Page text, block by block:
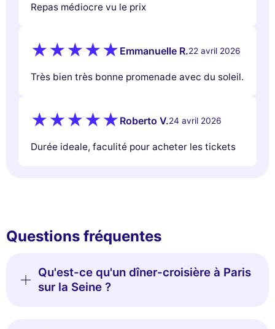
Ce site utilise
Nous utilisons des cookies et vos données
personnelles pour
améliorer votre
expérience
de navigation, mesurer notre audience , etpersonnaliser
les annonces publicitairesqui vous sont présentées. Vous pouvez
Repas médiocre vu le prix
Emmanuelle R.22 avril 2026
Très bien très bonne promenade avec du soleil.
Roberto V.24 avril 2026
Durée ideale, faculité pour acheter les tickets
Questions fréquentes
Qu'est-ce qu'un dîner-croisière à Paris
sur la Seine ?